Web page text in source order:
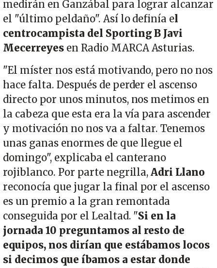
medirán en Ganzábal para lograr alcanzar
el "último peldaño". Así lo definía el
centrocampista del Sporting B Javi
Mecerreyesen Radio MARCA Asturias.
"El míster nos está motivando, pero no nos
hace falta. Después de perder el ascenso
directo por unos minutos, nos metimos en
la cabeza que esta era la vía para ascender
y motivación no nos va a faltar. Tenemos
unas ganas enormes de que llegue el
domingo", explicaba el canterano
rojiblanco. Por parte negrilla,Adri Llano
reconocía que jugar la final por el ascenso
es un premio a la gran remontada
conseguida por el Lealtad. "Si en la
jornada 10 preguntamos al resto de
equipos, nos dirían que estábamos locos
si decimos que íbamos a estar donde